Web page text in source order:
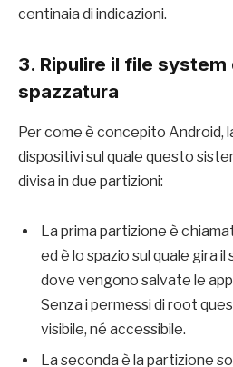
centinaia di indicazioni.
3. Ripulire il file system
spazzatura
Per come è concepito Android,
dispositivi sul quale questo
divisa in due partizioni:
La prima partizione è
ed è lo spazio sul quale gira
dove vengono salvate le
Senza i permessi di root
visibile, né accessibile.
La seconda è la partizione